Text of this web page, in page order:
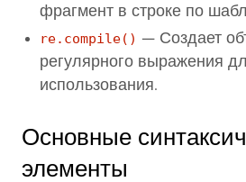
фрагмент в строке по
re.compile() — Создает
регулярного выражения
использования.
Основные
элементы